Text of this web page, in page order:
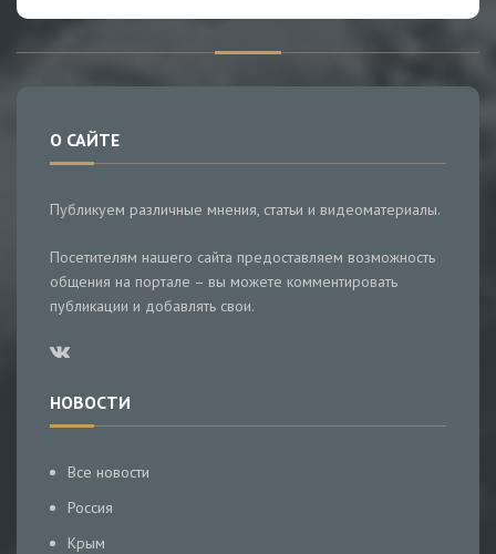
О САЙТЕ
Публикуем различные мнения, статьи и видеоматериалы.
Посетителям нашего сайта предоставляем возможность
общения на портале – вы можете комментировать
публикации и добавлять свои.
НОВОСТИ
Все новости
Россия
Крым